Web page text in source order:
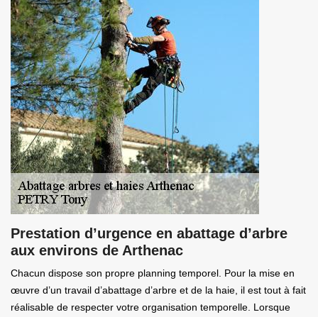
Prestation d’urgence en abattage d’arbre
aux environs de Arthenac
Chacun dispose son propre planning temporel. Pour la mise en
œuvre d’un travail d’abattage d’arbre et de la haie, il est tout à fait
réalisable de respecter votre organisation temporelle. Lorsque